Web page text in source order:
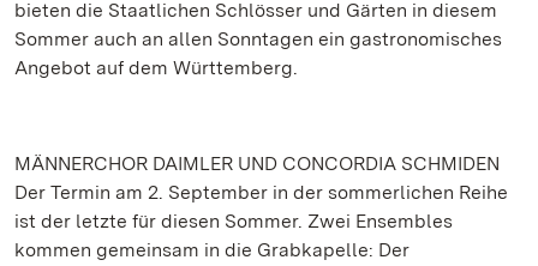
bieten die Staatlichen Schlösser und Gärten in diesem
Sommer auch an allen Sonntagen ein gastronomisches
Angebot auf dem Württemberg.
MÄNNERCHOR DAIMLER UND CONCORDIA SCHMIDEN
Der Termin am 2. September in der sommerlichen Reihe
ist der letzte für diesen Sommer. Zwei Ensembles
kommen gemeinsam in die Grabkapelle: Der